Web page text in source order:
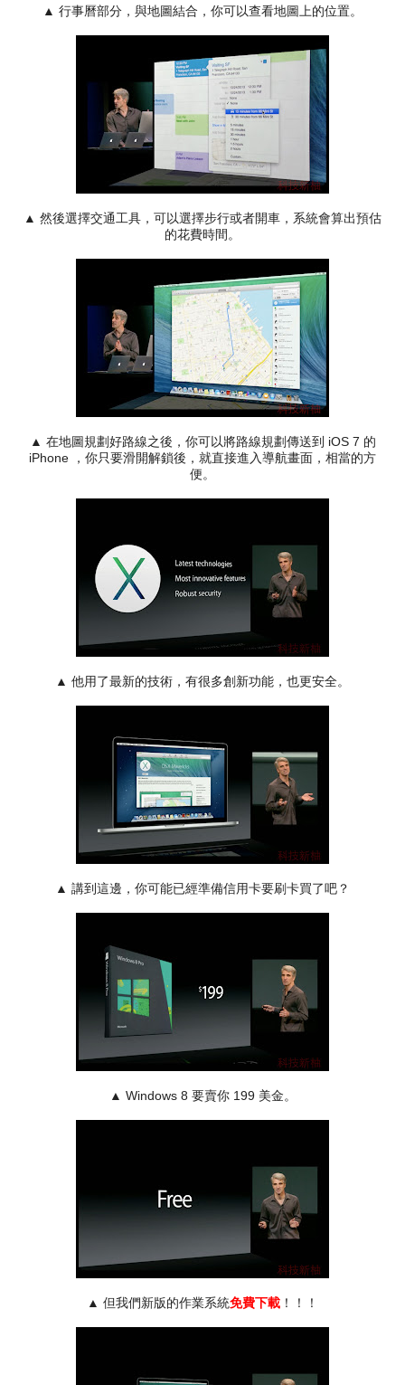
▲ 行事曆部分，與地圖結合，你可以查看地圖上的位置。
▲ 然後選擇交通工具，可以選擇步行或者開車，系統會算出預估
的花費時間。
▲ 在地圖規劃好路線之後，你可以將路線規劃傳送到 iOS 7 的
iPhone ，你只要滑開解鎖後，就直接進入導航畫面，相當的方
便。
▲ 他用了最新的技術，有很多創新功能，也更安全。
▲ 講到這邊，你可能已經準備信用卡要刷卡買了吧？
▲ Windows 8 要賣你 199 美金。
▲ 但我們新版的作業系統免費下載 ！！！